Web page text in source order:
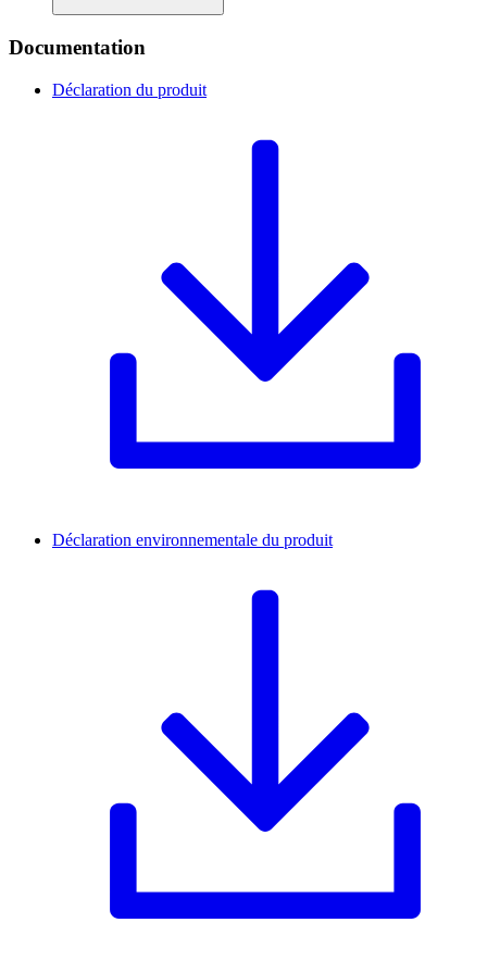
Documentation
Déclaration du produit
Déclaration environnementale du produit